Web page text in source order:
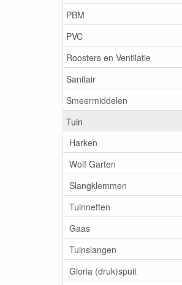
PBM
PVC
Roosters en Ventilatie
Sanitair
Smeermiddelen
Tuin
Harken
Wolf Garten
Slangklemmen
Tuinnetten
Gaas
Tuinslangen
Gloria (druk)spuit